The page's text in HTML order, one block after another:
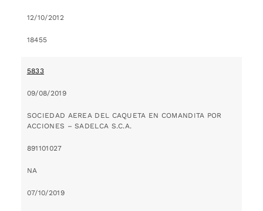
12/10/2012
18455
5833
09/08/2019
SOCIEDAD AEREA DEL CAQUETA EN COMANDITA POR
ACCIONES – SADELCA S.C.A.
891101027
NA
07/10/2019